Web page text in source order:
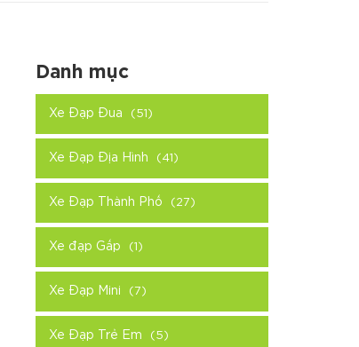
Danh mục
Xe Đạp Đua (51)
Xe Đạp Địa Hình (41)
Xe Đạp Thành Phố (27)
Xe đạp Gấp (1)
Xe Đạp Mini (7)
Xe Đạp Trẻ Em (5)